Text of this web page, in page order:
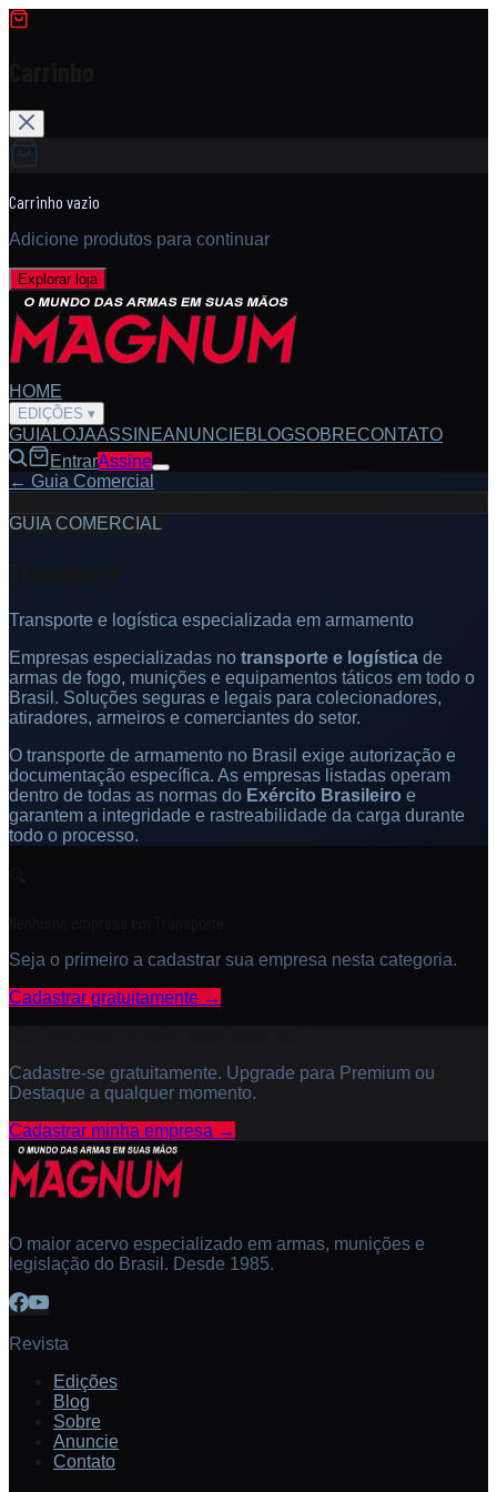
Carrinho vazio
Adicione produtos para continuar
Explorar loja
HOME
EDIÇÕES ▾
GUIA LOJAASSINEANUNCIEBLOGSOBRECONTATO
EntrarAssine
← Guia Comercial
GUIA COMERCIAL
Transporte e logística especializada em armamento
Empresas especializadas no transporte e logística de
armas de fogo, munições e equipamentos táticos em todo o
Brasil. Soluções seguras e legais para colecionadores,
atiradores, armeiros e comerciantes do setor.
O transporte de armamento no Brasil exige autorização e
documentação específica. As empresas listadas operam
dentro de todas as normas do Exército Brasileiro e
garantem a integridade e rastreabilidade da carga durante
todo o processo.
Seja o primeiro a cadastrar sua empresa nesta categoria.
Cadastrar gratuitamente →
Cadastre-se gratuitamente. Upgrade para Premium ou
Destaque a qualquer momento.
Cadastrar minha empresa →
O maior acervo especializado em armas, munições e
legislação do Brasil. Desde 1985.
Revista
Edições
Blog
Sobre
Anuncie
Contato